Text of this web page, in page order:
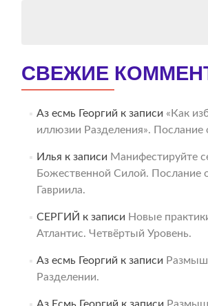
СВЕЖИЕ
Аз есмь Георгий к записи «Как
иллюзии Разделения». Послание
Илья к записи Манифестируйте
Божественной Силой. Послание
Гавриила.
СЕРГИЙ к записи Новые
Атлантис. Четвёртый Уровень.
Аз есмь Георгий к записи
Разделении.